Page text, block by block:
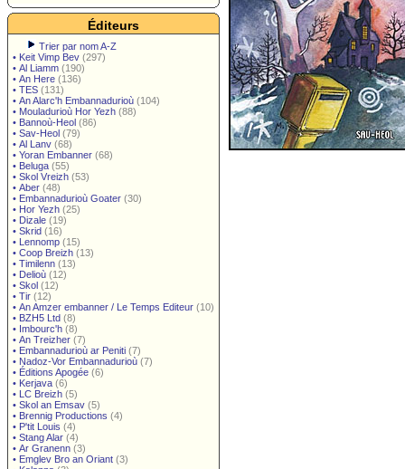
Éditeurs
Trier par nom A-Z
• Keit Vimp Bev (297)
• Al Liamm (190)
• An Here (136)
• TES (131)
• An Alarc'h Embannadurioù (104)
• Mouladurioù Hor Yezh (88)
• Bannoù-Heol (86)
• Sav-Heol (79)
• Al Lanv (68)
• Yoran Embanner (68)
• Beluga (55)
• Skol Vreizh (53)
• Aber (48)
• Embannadurioù Goater (30)
• Hor Yezh (25)
• Dizale (19)
• Skrid (16)
• Lennomp (15)
• Coop Breizh (13)
• Timilenn (13)
• Delioù (12)
• Skol (12)
• Tir (12)
• An Amzer embanner / Le Temps Editeur (10)
• BZH5 Ltd (8)
• Imbourc'h (8)
• An Treizher (7)
• Embannadurioù ar Peniti (7)
• Nadoz-Vor Embannadurioù (7)
• Éditions Apogée (6)
• Kerjava (6)
• LC Breizh (5)
• Skol an Emsav (5)
• Brennig Productions (4)
• P'tit Louis (4)
• Stang Alar (4)
• Ar Granenn (3)
• Emglev Bro an Oriant (3)